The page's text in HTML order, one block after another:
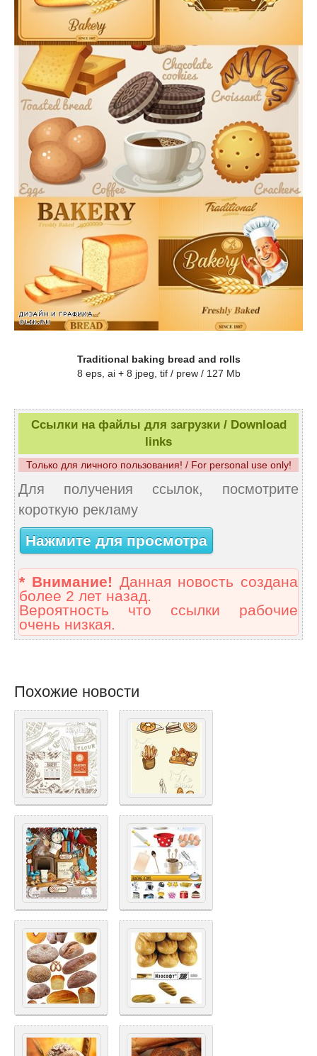
Traditional baking bread and rolls
8 eps, ai + 8 jpeg, tif / prew / 127 Mb
Ссылки на файлы для загрузки / Download
links
Только для личного пользования! / For personal use only!
Для получения ссылок, посмотрите
короткую рекламу
Нажмите для просмотра
* Внимание! Данная новость создана
более 2 лет назад.
Вероятность что ссылки рабочие
очень низкая.
Похожие новости